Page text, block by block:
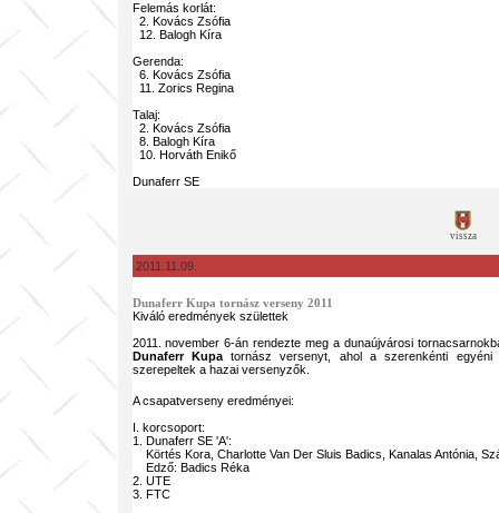
Felemás korlát:
2. Kovács Zsófia
12. Balogh Kíra
Gerenda:
6. Kovács Zsófia
11. Zorics Regina
Talaj:
2. Kovács Zsófia
8. Balogh Kíra
10. Horváth Enikő
Dunaferr SE
vissza
2011.11.09.
Dunaferr Kupa tornász verseny 2011
Kiváló eredmények születtek
2011. november 6-án rendezte meg a dunaújvárosi
Dunaferr Kupatornász versenyt, ahol a szerenkénti
szerepeltek a hazai versenyzők.
A csapatverseny eredményei:
I. korcsoport:
1. Dunaferr SE 'A':
Körtés Kora, Charlotte Van Der Sluis Badics, Kanalas Antónia,
Edző: Badics Réka
2. UTE
3. FTC